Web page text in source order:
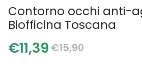
Contorno occhi anti-
Biofficina Toscana
€11,39€15,90